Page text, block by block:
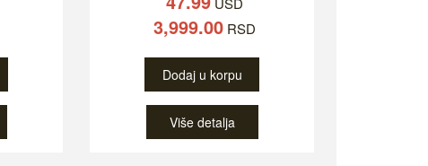
3,999.00RSD
Dodaj u korpu
Više detalja